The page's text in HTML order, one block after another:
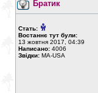
Братик
Стать:
Востаннє тут були:
13 жовтня 2017, 04:39
Написано: 4006
Звідки: MA-USA